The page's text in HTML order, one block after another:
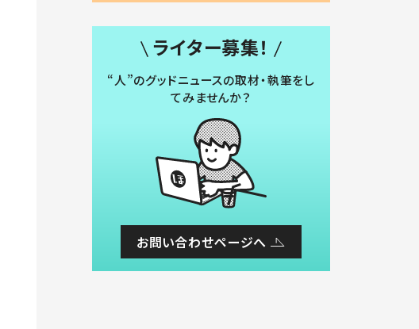
ライター募集！
“人”のグッドニュースの取材・執筆をし
てみませんか？
お問い合わせページへ